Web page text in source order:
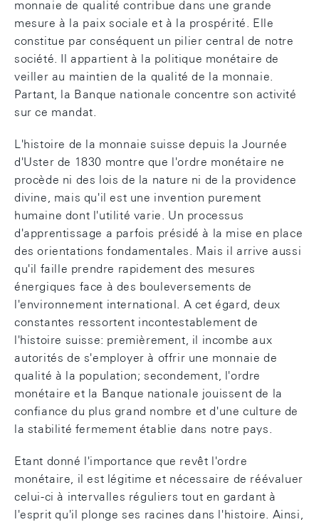
monnaie de qualité contribue dans une grande
mesure à la paix sociale et à la prospérité. Elle
constitue par conséquent un pilier central de notre
société. Il appartient à la politique monétaire de
veiller au maintien de la qualité de la monnaie.
Partant, la Banque nationale concentre son activité
sur ce mandat.
L'histoire de la monnaie suisse depuis la Journée
d'Uster de 1830 montre que l'ordre monétaire ne
procède ni des lois de la nature ni de la providence
divine, mais qu'il est une invention purement
humaine dont l'utilité varie. Un processus
d'apprentissage a parfois présidé à la mise en place
des orientations fondamentales. Mais il arrive aussi
qu'il faille prendre rapidement des mesures
énergiques face à des bouleversements de
l'environnement international. A cet égard, deux
constantes ressortent incontestablement de
l'histoire suisse: premièrement, il incombe aux
autorités de s'employer à offrir une monnaie de
qualité à la population; secondement, l'ordre
monétaire et la Banque nationale jouissent de la
confiance du plus grand nombre et d'une culture de
la stabilité fermement établie dans notre pays.
Etant donné l'importance que revêt l'ordre
monétaire, il est légitime et nécessaire de réévaluer
celui-ci à intervalles réguliers tout en gardant à
l'esprit qu'il plonge ses racines dans l'histoire. Ainsi,